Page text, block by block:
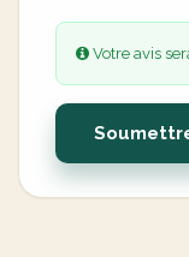
Votre avis